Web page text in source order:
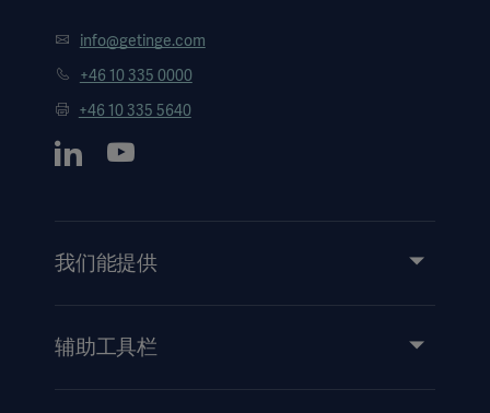
info@getinge.com
+46 10 335 0000
+46 10 335 5640
我们能提供
产品和解决方案
辅助工具栏